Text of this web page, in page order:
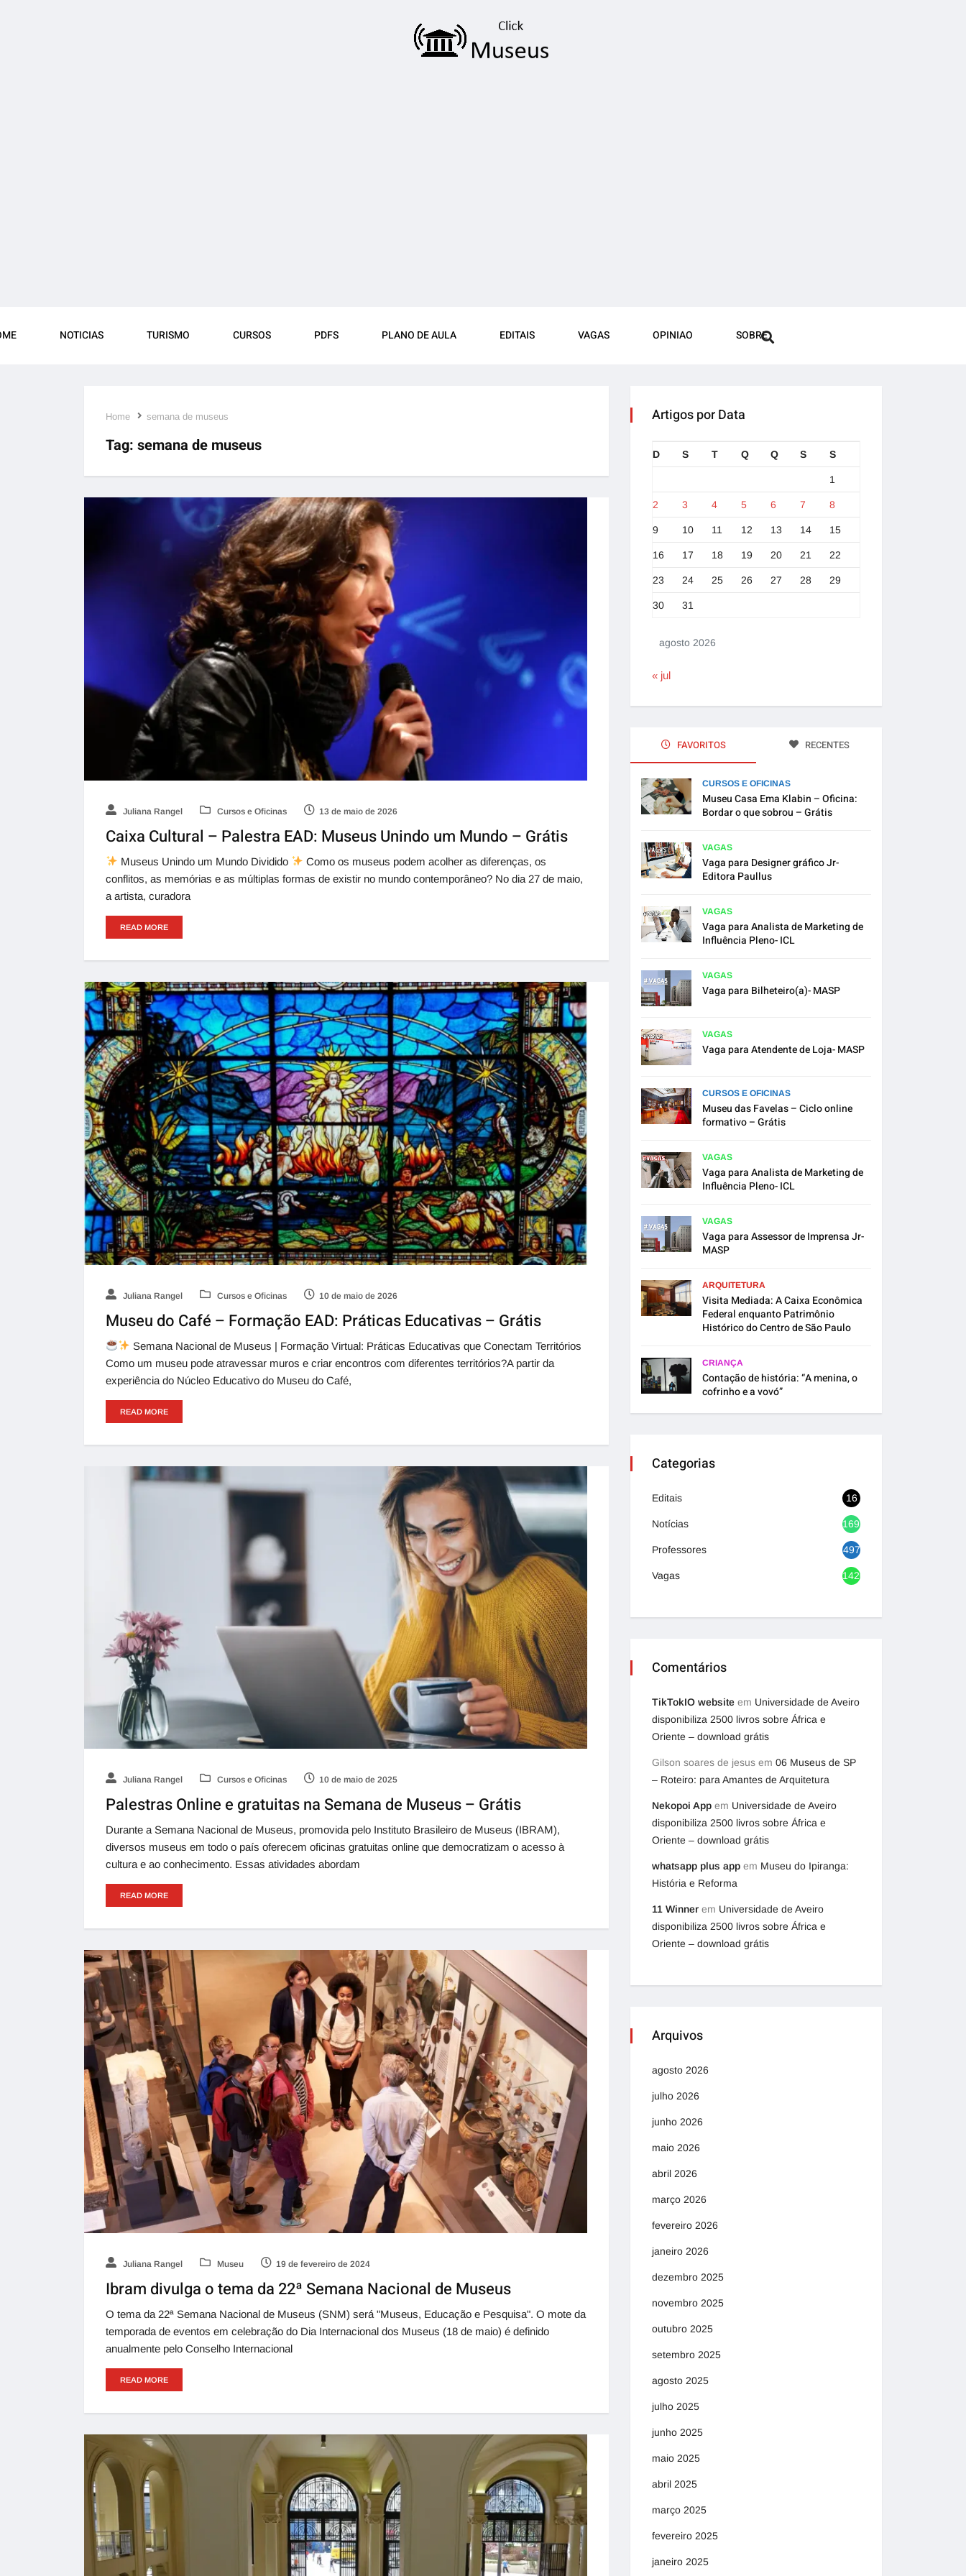
NOTICIAS TURISMO CURSOS PDFS PLANO DE AULA EDITAIS VAGAS OPINIAO SOBRE
Home semana de museus
Tag: semana de museus
Juliana Rangel Cursos e Oficinas 13 de maio de 2026
Caixa Cultural – Palestra EAD: Museus Unindo um Mundo – Grátis
Museus Unindo um Mundo Dividido
Como os museus podem acolher as diferenças, os
conflitos, as memórias e as múltiplas formas de existir no mundo contemporâneo? No dia 27 de maio,
a artista, curadora
READ MORE
Juliana Rangel Cursos e Oficinas 10 de maio de 2026
Museu do Café – Formação EAD: Práticas Educativas – Grátis
Semana Nacional de Museus | Formação Virtual: Práticas Educativas que Conectam Territórios
Como um museu pode atravessar muros e criar encontros com diferentes territórios?A partir da
experiência do Núcleo Educativo do Museu do Café,
READ MORE
Juliana Rangel Cursos e Oficinas 10 de maio de 2025
Palestras Online e gratuitas na Semana de Museus – Grátis
Durante a Semana Nacional de Museus, promovida pelo Instituto Brasileiro de Museus (IBRAM),
diversos museus em todo o país oferecem oficinas gratuitas online que democratizam o acesso à
cultura e ao conhecimento. Essas atividades abordam
READ MORE
Juliana Rangel Museu 19 de fevereiro de 2024
Ibram divulga o tema da 22ª Semana Nacional de Museus
O tema da 22ª Semana Nacional de Museus (SNM) será "Museus, Educação e Pesquisa". O mote da
temporada de eventos em celebração do Dia Internacional dos Museus (18 de maio) é definido
anualmente pelo Conselho Internacional
READ MORE
Artigos por Data
agosto 2026
D S T Q Q S S
1
2 3 4 5 6 7 8
9 10 11 12 13 14 15
16 17 18 19 20 21 22
23 24 25 26 27 28 29
30 31
« jul
FAVORITOS RECENTES
CURSOS E OFICINAS
Museu Casa Ema Klabin – Oficina:
Bordar o que sobrou – Grátis
VAGAS
Vaga para Designer gráfico Jr-
Editora Paullus
VAGAS
Vaga para Analista de Marketing de
Influência Pleno- ICL
VAGAS
Vaga para Bilheteiro(a)- MASP
VAGAS
Vaga para Atendente de Loja- MASP
CURSOS E OFICINAS
Museu das Favelas – Ciclo online
formativo – Grátis
VAGAS
Vaga para Analista de Marketing de
Influência Pleno- ICL
VAGAS
Vaga para Assessor de Imprensa Jr-
MASP
ARQUITETURA
Visita Mediada: A Caixa Econômica
Federal enquanto Patrimônio
Histórico do Centro de São Paulo
CRIANÇA
Contação de história: “A menina, o
cofrinho e a vovó”
Categorias
Editais 16
Notícias 1692
Professores 497
Vagas 1420
Comentários
TikTokIO website em Universidade de Aveiro
disponibiliza 2500 livros sobre África e
Oriente – download grátis
Gilson soares de jesus em 06 Museus de SP
– Roteiro: para Amantes de Arquitetura
Nekopoi App em Universidade de Aveiro
disponibiliza 2500 livros sobre África e
Oriente – download grátis
whatsapp plus app em Museu do Ipiranga:
História e Reforma
11 Winner em Universidade de Aveiro
disponibiliza 2500 livros sobre África e
Oriente – download grátis
Arquivos
agosto 2026
julho 2026
junho 2026
maio 2026
abril 2026
março 2026
fevereiro 2026
janeiro 2026
dezembro 2025
novembro 2025
outubro 2025
setembro 2025
agosto 2025
julho 2025
junho 2025
maio 2025
abril 2025
março 2025
fevereiro 2025
janeiro 2025